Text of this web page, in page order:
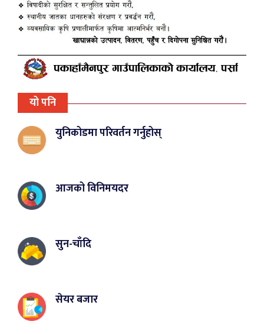
यो पनि
युनिकोडमा परिवर्तन गर्नुहोस्
आजको विनिमयदर
सुन-चाँदि
सेयर बजार